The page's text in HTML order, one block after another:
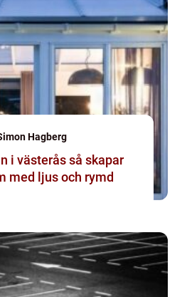
Hagberg
så skapar
med ljus och rymd